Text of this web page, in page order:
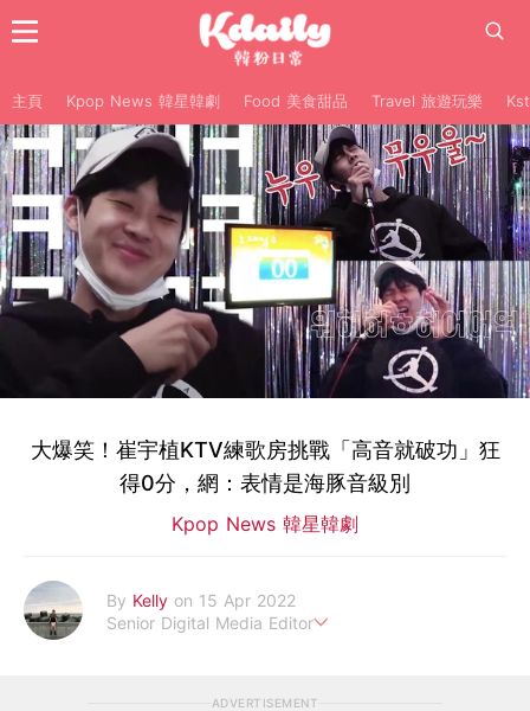
主頁 Kpop News 韓星韓劇 Food 美食甜品 Travel 旅遊玩樂
大爆笑！崔宇植KTV練歌房挑戰「高音就破功」狂
得0分，網：表情是海豚音級別
Kpop News 韓星韓劇
By Kelly on 15 Apr 2022
Senior Digital Media Editor
ADVERTISEMENT